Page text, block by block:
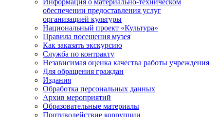
Информация о материально-техническом
обеспечении предоставления услуг
организацией культуры
Национальный проект «Культура»
Правила посещения музея
Как заказать экскурсию
Служба по контракту
Независимая оценка качества работы учреждения
Для обращения граждан
Издания
Обработка персональных данных
Архив мероприятий
Образовательные материалы
Противодействие коррупции